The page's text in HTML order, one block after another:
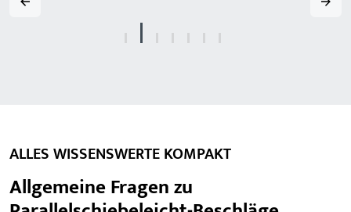
ALLES WISSENSWERTE KOMPAKT
Allgemeine Fragen zu